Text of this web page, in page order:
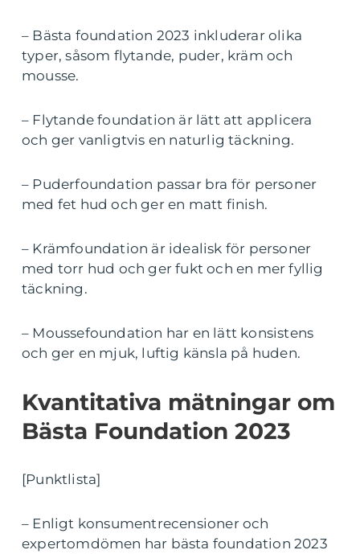
– Bästa foundation 2023 inkluderar olika
typer, såsom flytande, puder, kräm och
mousse.
– Flytande foundation är lätt att applicera
och ger vanligtvis en naturlig täckning.
– Puderfoundation passar bra för personer
med fet hud och ger en matt finish.
– Krämfoundation är idealisk för personer
med torr hud och ger fukt och en mer fyllig
täckning.
– Moussefoundation har en lätt konsistens
och ger en mjuk, luftig känsla på huden.
Kvantitativa mätningar om
Bästa Foundation 2023
[Punktlista]
– Enligt konsumentrecensioner och
expertomdömen har bästa foundation 2023